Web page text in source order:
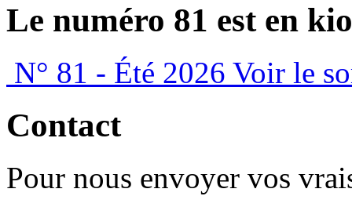
Le numéro 81 est en
N° 81 - Été 2026 Voir le
Contact
Pour nous envoyer vos